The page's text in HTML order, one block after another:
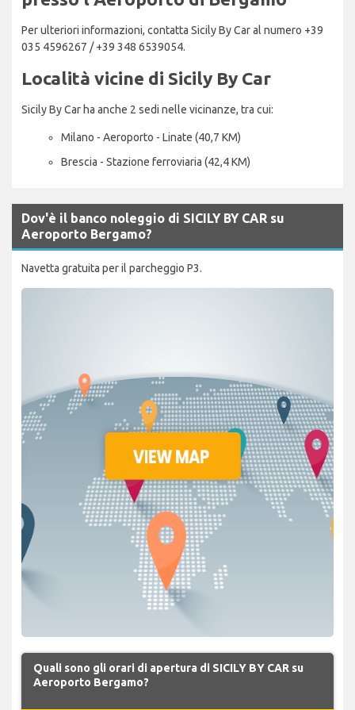
Per ulteriori informazioni, contatta Sicily By Car al numero +39
035 4596267 / +39 348 6539054.
Località vicine di Sicily By Car
Sicily By Car ha anche 2 sedi nelle vicinanze, tra cui:
Milano - Aeroporto - Linate (40,7 KM)
Brescia - Stazione ferroviaria (42,4 KM)
Dov'è il banco noleggio di SICILY BY CAR su
Aeroporto Bergamo?
Navetta gratuita per il parcheggio P3.
Quali sono gli orari di apertura di SICILY BY CAR su
Aeroporto Bergamo?